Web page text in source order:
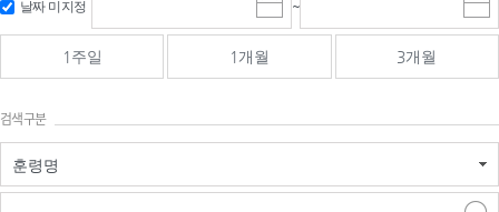
날짜 미지정
시
작
일
선
~
마
감
선
1주일 1개월 3개월
검색구분
훈령명